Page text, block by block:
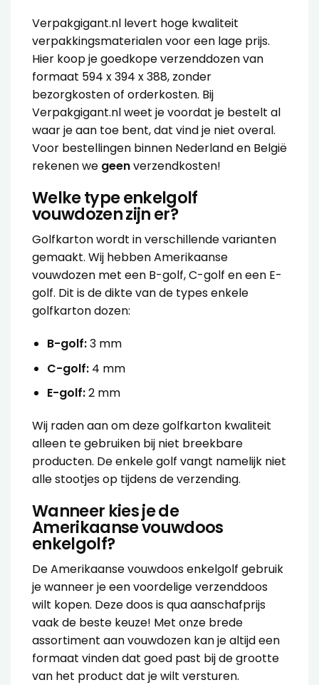
Verpakgigant.nl levert hoge kwaliteit
verpakkingsmaterialen voor een lage prijs.
Hier koop je goedkope verzenddozen van
formaat 594 x 394 x 388, zonder
bezorgkosten of orderkosten. Bij
Verpakgigant.nl weet je voordat je bestelt al
waar je aan toe bent, dat vind je niet overal.
Voor bestellingen binnen Nederland en België
rekenen we geenverzendkosten!
Welke type enkelgolf
vouwdozen zijn er?
Golfkarton wordt in verschillende varianten
gemaakt. Wij hebben Amerikaanse
vouwdozen met een B-golf, C-golf en een E-
golf. Dit is de dikte van de types enkele
golfkarton dozen:
B-golf:3 mm
C-golf: 4 mm
E-golf:2 mm
Wij raden aan om deze golfkarton kwaliteit
alleen te gebruiken bij niet breekbare
producten. De enkele golf vangt namelijk niet
alle stootjes op tijdens de verzending.
Wanneer kies je de
Amerikaanse vouwdoos
enkelgolf?
DeAmerikaanse vouwdoos enkelgolf gebruik
je wanneer je een voordelige verzenddoos
wilt kopen. Deze doos is qua aanschafprijs
vaak de beste keuze! Met onze brede
assortiment aan vouwdozen kan je altijd een
formaat vinden dat goed past bij de grootte
van het product dat je wilt versturen.